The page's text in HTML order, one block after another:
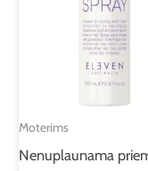
Moterims
Nenuplaunama